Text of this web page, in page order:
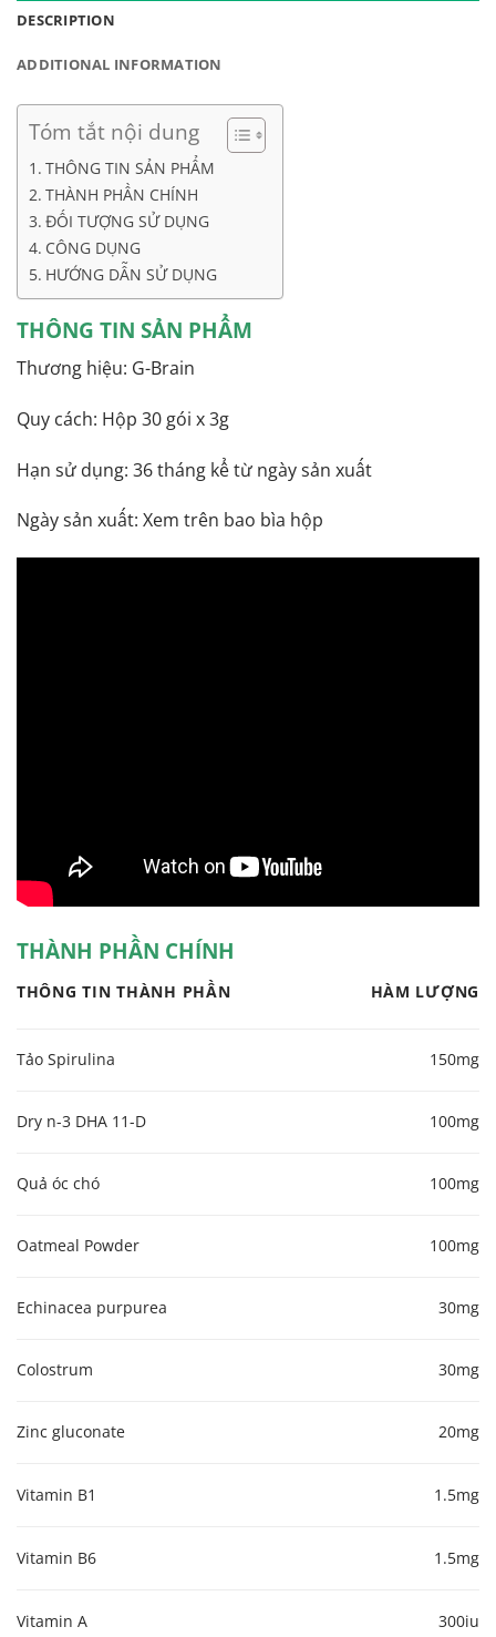
DESCRIPTION
ADDITIONAL INFORMATION
Tóm tắt nội dung
THÔNG TIN SẢN PHẨM
THÀNH PHẦN CHÍNH
ĐỐI TƯỢNG SỬ DỤNG
CÔNG DỤNG
HƯỚNG DẪN SỬ DỤNG
THÔNG TIN SẢN PHẨM
Thương hiệu: G-Brain
Quy cách: Hộp 30 gói x 3g
Hạn sử dụng: 36 tháng kể từ ngày sản xuất
Ngày sản xuất: Xem trên bao bìa hộp
THÀNH PHẦN CHÍNH
THÔNG TIN THÀNH PHẦN HÀM LƯỢNG
Tảo Spirulina 150mg
Dry n-3 DHA 11-D 100mg
Quả óc chó 100mg
Oatmeal Powder 100mg
Echinacea purpurea 30mg
Colostrum 30mg
Zinc gluconate 20mg
Vitamin B1 1.5mg
Vitamin B6 1.5mg
Vitamin A 300iu